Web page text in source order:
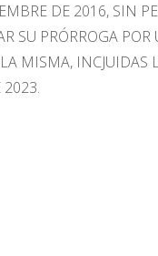
DE 2016, SIN
SU PRÓRROGA
MISMA, INCJUIDAS
2023.